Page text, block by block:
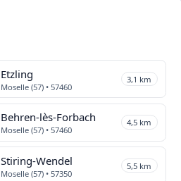
Etzling
Moselle (57) • 57460
3,1 km
Behren-lès-Forbach
Moselle (57) • 57460
4,5 km
Stiring-Wendel
Moselle (57) • 57350
5,5 km